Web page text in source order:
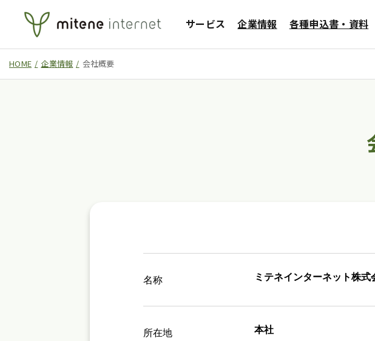
サービス 企業情報 各種申込書・資料
HOME 企業情報 会社概要
名称 ミテネインターネット株式
所在地
本社